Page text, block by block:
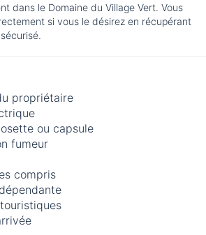
dans le Domaine du Village Vert. Vous
si vous le désirez en récupérant
propriétaire
ou capsule
fumeur
compris